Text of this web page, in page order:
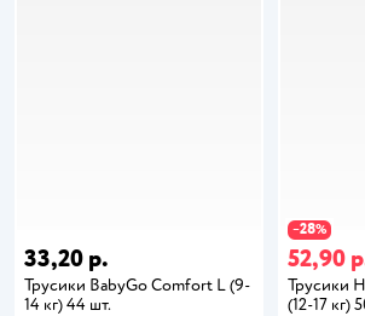
33,20 р.
Трусики BabyGo Comfort L (9-
14 кг) 44 шт.
−28%
52,90
Трусики
(12-17 кг)